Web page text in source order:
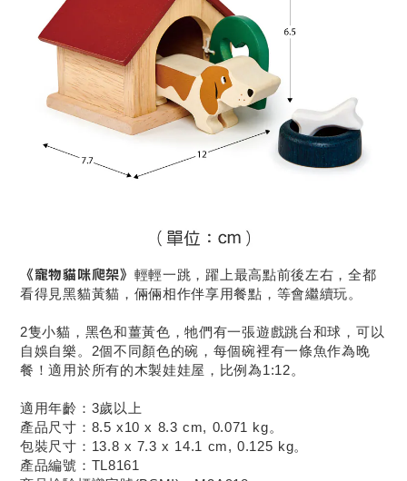
《寵物貓咪爬架》 輕輕一跳，躍上最高點前後左右，全都
看得見黑貓黃貓，倆倆相作伴享用餐點，等會繼續玩。
2隻小貓，黑色和薑黃色，牠們有一張遊戲跳台和球，可以
自娛自樂。2個不同顏色的碗，每個碗裡有一條魚作為晚
餐！適用於所有的木製娃娃屋，比例為1:12。
適用年齡：3歲以上
產品尺寸：8.5 x10 x 8.3 cm, 0.071 kg。
包裝尺寸：13.8 x 7.3 x 14.1 cm, 0.125 kg。
產品編號：TL8161